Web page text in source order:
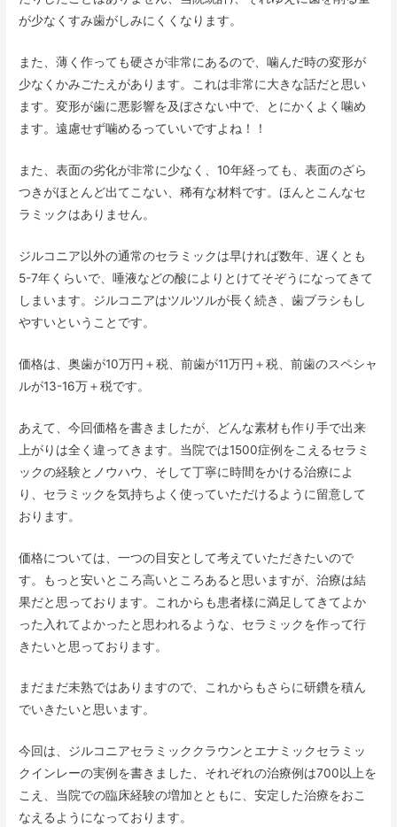
が少なくすみ歯がしみにくくなります。
また、薄く作っても硬さが非常にあるので、噛んだ時の変形が
少なくかみごたえがあります。これは非常に大きな話だと思い
ます。変形が歯に悪影響を及ぼさない中で、とにかくよく噛め
ます。遠慮せず噛めるっていいですよね！！
また、表面の劣化が非常に少なく、10年経っても、表面のざら
つきがほとんど出てこない、稀有な材料です。ほんとこんなセ
ラミックはありません。
ジルコニア以外の通常のセラミックは早ければ数年、遅くとも
5-7年くらいで、唾液などの酸によりとけてそぞうになってきて
しまいます。ジルコニアはツルツルが長く続き、歯ブラシもし
やすいということです。
価格は、奥歯が10万円＋税、前歯が11万円＋税、前歯のスペシャ
ルが13-16万＋税です。
あえて、今回価格を書きましたが、どんな素材も作り手で出来
上がりは全く違ってきます。当院では1500症例をこえるセラミ
ックの経験とノウハウ、そして丁寧に時間をかける治療によ
り、セラミックを気持ちよく使っていただけるように留意して
おります。
価格については、一つの目安として考えていただきたいので
す。もっと安いところ高いところあると思いますが、治療は結
果だと思っております。これからも患者様に満足してきてよか
った入れてよかったと思われるような、セラミックを作って行
きたいと思っております。
まだまだ未熟ではありますので、これからもさらに研鑽を積ん
でいきたいと思います。
今回は、ジルコニアセラミッククラウンとエナミックセラミッ
クインレーの実例を書きました、それぞれの治療例は700以上を
こえ、当院での臨床経験の増加とともに、安定した治療をおこ
なえるようになっております。